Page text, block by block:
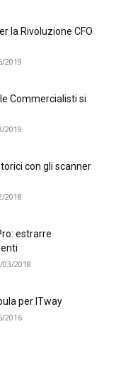
la Rivoluzione CFO
2019
Commercialisti si
2019
con gli scanner
2018
estrarre
03/2018
per ITway
2016